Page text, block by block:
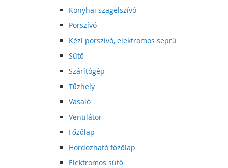
Konyhai szagelszívó
Porszívó
Kézi porszívó, elektromos seprű
Sütő
Szárítógép
Tűzhely
Vasaló
Ventilátor
Főzőlap
Hordozható főzőlap
Elektromos sütő